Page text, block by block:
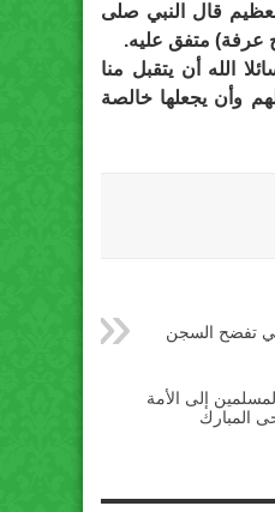
قال النبي صلى
عرفة) متفق عليه.
الله أن يتقبل منا
وأن يجعلها خالصة
تفضح السجن
إلى الأمة
المبارك